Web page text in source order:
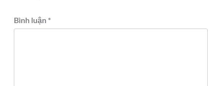
Bình luận *